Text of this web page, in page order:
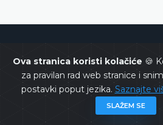
Ova stranica koristi kolačiće 🍪
za pravilan rad web stranice i
postavki poput jezika. Saznajte
SLAŽEM SE
Ustavni sud